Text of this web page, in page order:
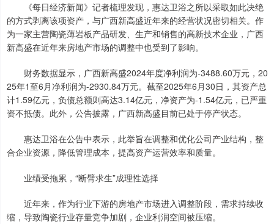
《每日经济新闻》记者梳理发现，惠达卫浴之所以采取如此决绝
的方式剥离该项资产，与广西新高盛近年来的经营状况密切相关。作
为一家主营陶瓷薄岩板产品研发、生产和销售的高新技术企业，广西
新高盛在近年来房地产市场的调整中也受到了影响。
财务数据显示，广西新高盛2024年度净利润为-3488.60万元，20
25年1至6月净利润为-2930.84万元。截至2025年6月30日，其资产总
计1.59亿元，负债总额则高达3.14亿元，净资产为-1.54亿元，已严重
资不抵债。此外，公告披露，广西新高盛目前已处于停产状态。
惠达卫浴在公告中表示，此举旨在调整和优化公司产业结构，整
合企业资源，降低管理成本，提高资产运营效率和质量。
业绩受拖累，“断臂求生”成理性选择
近年来，作为行业下游的房地产市场进入调整阶段，需求持续收
缩，导致陶瓷行业存量竞争加剧，企业利润空间被压缩。